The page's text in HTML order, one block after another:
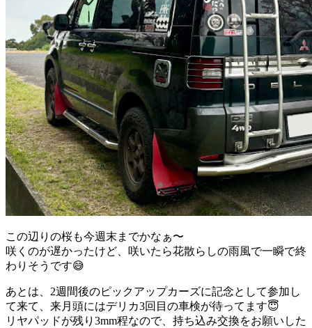
この辺りの桜も今週末までかなぁ〜
咲くのが遅かったけど、咲いたら花散らしの雨風で一瞬で終
わりそうです😅
あとは、2週間後のピックアップカーズに記念として参加し
て来て、来月頭にはデリカ3回目の車検が待ってます😇
リヤパッドが残り3mm程なので、持ち込み交換をお願いした